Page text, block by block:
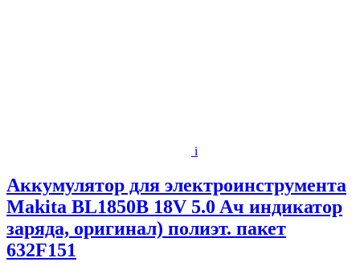
i
Аккумулятор для электроинструмента
Makita BL1850B 18V 5.0 Aч индикатор
заряда, оригинал) полиэт. пакет
632F151